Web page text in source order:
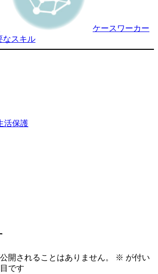
ケースワーカー
なスキル
活保護
開されることはありません。 ※ が付い
です